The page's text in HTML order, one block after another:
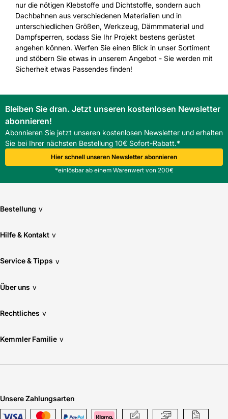
nur die nötigen Klebstoffe und Dichtstoffe, sondern auch
Dachbahnen aus verschiedenen Materialien und in
unterschiedlichen Größen, Werkzeug, Dämmmaterial und
Dampfsperren, sodass Sie Ihr Projekt bestens gerüstet
angehen können. Werfen Sie einen Blick in unser Sortiment
und stöbern Sie etwas in unserem Angebot - Sie werden mit
Sicherheit etwas Passendes finden!
Bleiben Sie dran. Jetzt unseren kostenlosen Newsletter
abonnieren!
Abonnieren Sie jetzt unseren kostenlosen Newsletter und erhalten
Sie bei Ihrer nächsten Bestellung 10€ Sofort-Rabatt.*
Hier schnell unseren Newsletter abonnieren
*einlösbar ab einem Warenwert von 200€
Bestellung v
Hilfe & Kontakt v
Service & Tipps v
Über uns v
Rechtliches v
Kemmler Familie v
Unsere Zahlungsarten